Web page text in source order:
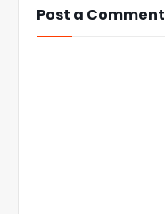
Post a Comment